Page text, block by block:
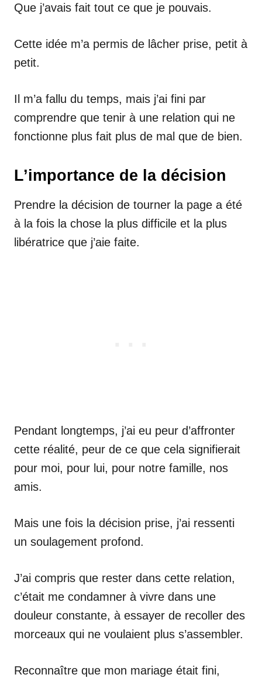
Que j’avais fait tout ce que je pouvais.
Cette idée m’a permis de lâcher prise, petit à
petit.
Il m’a fallu du temps, mais j’ai fini par
comprendre que tenir à une relation qui ne
fonctionne plus fait plus de mal que de bien.
L’importance de la décision
Prendre la décision de tourner la page a été
à la fois la chose la plus difficile et la plus
libératrice que j’aie faite.
Pendant longtemps, j’ai eu peur d’affronter
cette réalité, peur de ce que cela signifierait
pour moi, pour lui, pour notre famille, nos
amis.
Mais une fois la décision prise, j’ai ressenti
un soulagement profond.
J’ai compris que rester dans cette relation,
c’était me condamner à vivre dans une
douleur constante, à essayer de recoller des
morceaux qui ne voulaient plus s’assembler.
Reconnaître que mon mariage était fini,